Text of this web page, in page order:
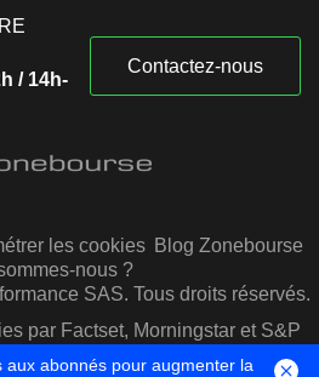
/ 14h-
Contactez-nous
les cookies Blog Zonebourse
nous ?
SAS. Tous droits réservés.
par Factset, Morningstar et S&P
Capital IQ
abonnés pour augmenter la